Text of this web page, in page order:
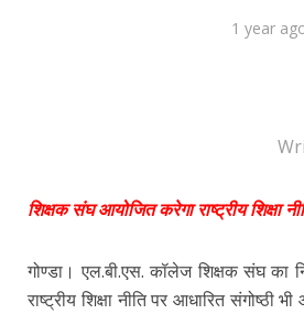
1 year
शिक्षक संघ आयोजित करेगा राष्ट्रीय शिक्षा
गोण्डा। एल.बी.एस. कॉलेज शिक्षक संघ का
राष्ट्रीय शिक्षा नीति पर आधारित संगोष्ठी